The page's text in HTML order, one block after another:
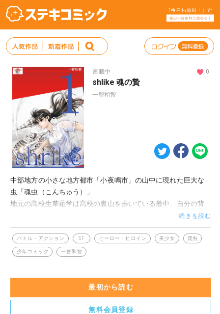
連載中 0
shlike 魂の贄
一智和智
中部地方の小さな地方都市「小夜鳴市」の山中に現れた巨大な
虫「魂虫（こんちゅう）」
地元の高校生草薙学は高校の裏山を歩いている最中、自分の背
丈より大きなアシナガバチに襲われる、学を救ったのは転校し
てきたばかりの包帯の少女、八坂巴
霊魂の研究の暴走により生まれた巨大昆虫を霊体エネルギーを
操る「霊子兵装」で迎え撃つ！
続きを読む
バトル・アクション SF ヒーロー・ヒロイン 美少女 昆虫
少年コミック 一智和智
最初から読む
無料会員登録